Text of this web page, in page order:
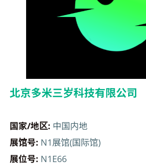
北京多米三岁科技有限公司
国家/地区: 中国内地
展馆号: N1展馆(国际馆)
展位号: N1E66